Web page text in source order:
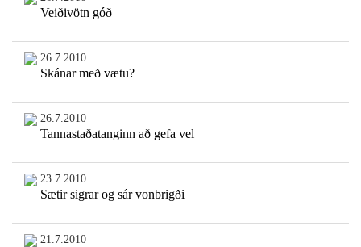
Veiðivötn góð
26.7.2010
Skánar með vætu?
26.7.2010
Tannastaðatanginn að gefa vel
23.7.2010
Sætir sigrar og sár vonbrigði
21.7.2010